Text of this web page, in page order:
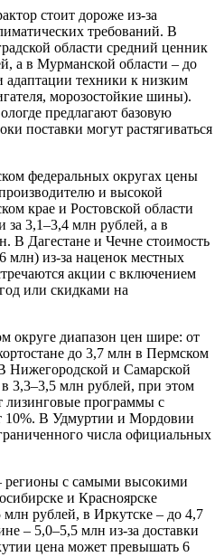
стоит дороже из-за
требований. В
области средний ценник
а в Мурманской области – до
адаптации техники к низким
морозостойкие шины).
предлагают базовую
поставки могут растягиваться
федеральных округах цены
и высокой
крае и Ростовской области
3,1–3,4 млн рублей, а в
В Дагестане и Чечне стоимость
млн) из-за наценок местных
акции с включением
или скидками на
округе диапазон цен шире: от
до 3,7 млн в Пермском
Нижегородской и Самарской
в 3,3–3,5 млн рублей, при этом
лизинговые программы с
10%. В Удмуртии и Мордовии
числа официальных
регионы с самыми высокими
и Красноярске
млн рублей, в Иркутске – до 4,7
– 5,0–5,5 млн из-за доставки
цена может превышать 6